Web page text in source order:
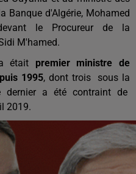
Banque d'Algérie, Mohamed
le Procureur de la
M'hamed.
était premier ministre de
1995, dont trois sous la
dernier a été contraint de
2019.